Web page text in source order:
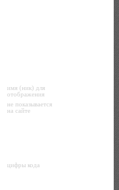
имя (ник) для
отображения
не показывается
на сайте
цифры кода